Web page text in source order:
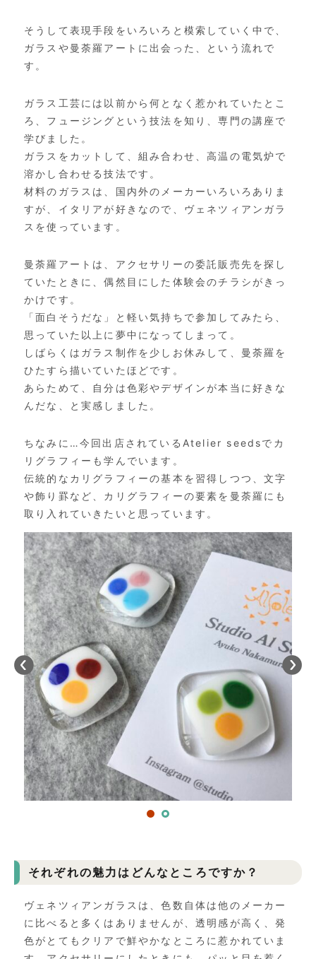
そうして表現手段をいろいろと模索していく中で、
ガラスや曼荼羅アートに出会った、という流れで
す。
ガラス工芸には以前から何となく惹かれていたとこ
ろ、 フュージングという技法を知り、専門の講座で
学びました。
ガラスをカットして、組み合わせ、高温の電気炉で
溶かし合わせる技法です。
材料のガラスは、国内外のメーカーいろいろありま
すが、 イタリアが好きなので、ヴェネツィアンガラ
スを使っています。
曼荼羅アートは、アクセサリーの委託販売先を探し
ていたときに、偶然目にした体験会のチラシがきっ
かけです。
「面白そうだな」
と軽い気持ちで参加してみたら、
思っていた以上に夢中になってしまって。
しばらくはガラス制作を少しお休みして、 曼荼羅を
ひたすら描いていたほどです。
あらためて、
自分は色彩やデザインが本当に好きな
んだな、と実感しました。
ちなみに…今回出店されているAtelier seedsでカ
リグラフィーも学んでいます。
伝統的なカリグラフィーの基本を習得しつつ、文字
や飾り罫など、 カリグラフィーの要素を曼荼羅にも
取り入れていきたいと思ってい ます。
それぞれの魅力はどんなところですか？
ヴェネツィアンガラスは、色数自体は他のメーカー
に比べると多くはありませんが、透明感が高く、発
色がとてもクリアで鮮やかなところに惹かれていま